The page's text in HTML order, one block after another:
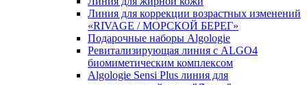
Линия для коррекции возрастных изменений
«RIVAGE / МОРСКОЙ БЕРЕГ»
Подарочные наборы Algologie
Ревитализирующая линия с ALGO4
биомиметическим комплексом
Algologie Sensi Plus линия для